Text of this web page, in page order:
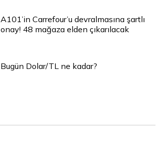
A101’in Carrefour’u devralmasına şartlı
onay! 48 mağaza elden çıkarılacak
Bugün Dolar/TL ne kadar?